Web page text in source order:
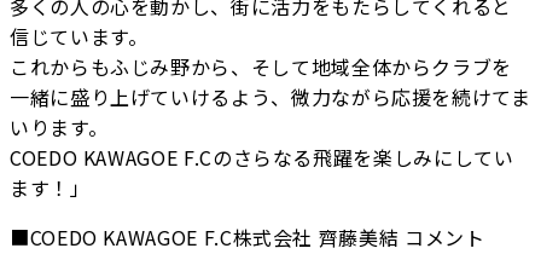
多くの人の心を動かし、街に活力をもたらしてくれると
信じています。
これからもふじみ野から、そして地域全体からクラブを
一緒に盛り上げていけるよう、微力ながら応援を続けてま
いります。
COEDO KAWAGOE F.Cのさらなる飛躍を楽しみにしてい
ます！」
■COEDO KAWAGOE F.C株式会社 齊藤美結 コメント